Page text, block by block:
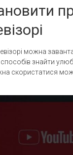
можна
способів знайти
скористатися